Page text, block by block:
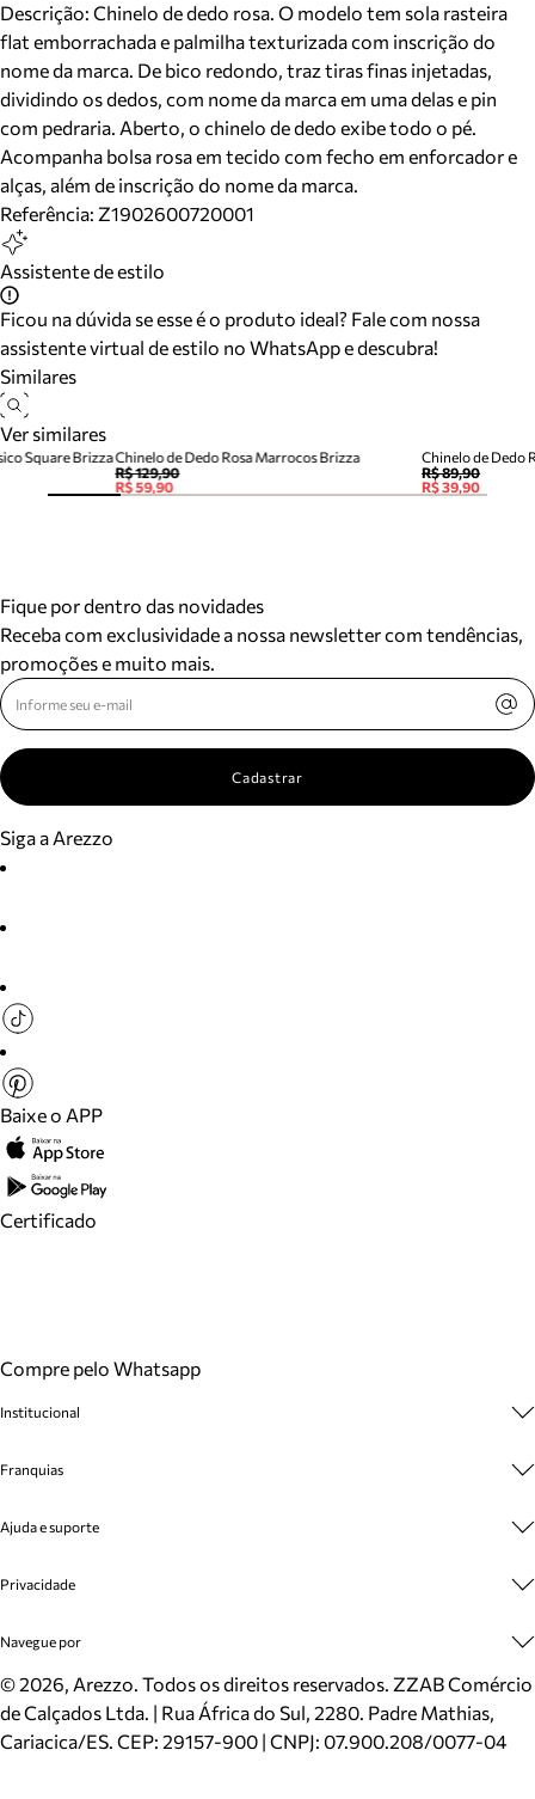
Descrição: Chinelo de dedo rosa. O modelo tem sola rasteira
flat emborrachada e palmilha texturizada com inscrição do
nome da marca. De bico redondo, traz tiras finas injetadas,
dividindo os dedos, com nome da marca em uma delas e pin
com pedraria. Aberto, o chinelo de dedo exibe todo o pé.
Acompanha bolsa rosa em tecido com fecho em enforcador e
alças, além de inscrição do nome da marca.
Referência: Z1902600720001
Assistente de estilo
Ficou na dúvida se esse é o produto ideal? Fale com nossa
assistente virtual de estilo no WhatsApp e descubra!
Similares
Ver similares
Chinelo de Dedo Rosa Marrocos Brizza
R$ 129,90
R$ 59,90
Chinelo de Dedo
R$ 89,90
R$ 39,90
Square Brizza
Fique por dentro das novidades
Receba com exclusividade a nossa newsletter com tendências,
promoções e muito mais.
Cadastrar
Siga a Arezzo
Baixe o APP
Certificado
Compre pelo Whatsapp
Institucional
Cashback
Venda Corporativa
Mapa do Site
Inverno
Mundo Arezzo
Franquias
Plano de Negócio
Ajuda e suporte
Cadastro
Meus Pedidos
Trocas e Devoluções
Cartão Presente
Localizador de lojas
Privacidade
Politica e Privacidade
Navegue por
Sapatos
Bolsas
Scarpins
©2026, Arezzo. Todos os direitos reservados. ZZAB Comércio
de Calçados Ltda. | Rua África do Sul, 2280. Padre Mathias,
Cariacica/ES. CEP: 29157-900 | CNPJ: 07.900.208/0077-04